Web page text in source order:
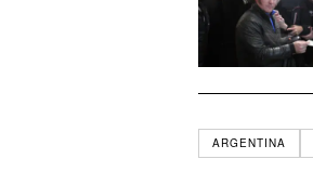
ARGENTINA